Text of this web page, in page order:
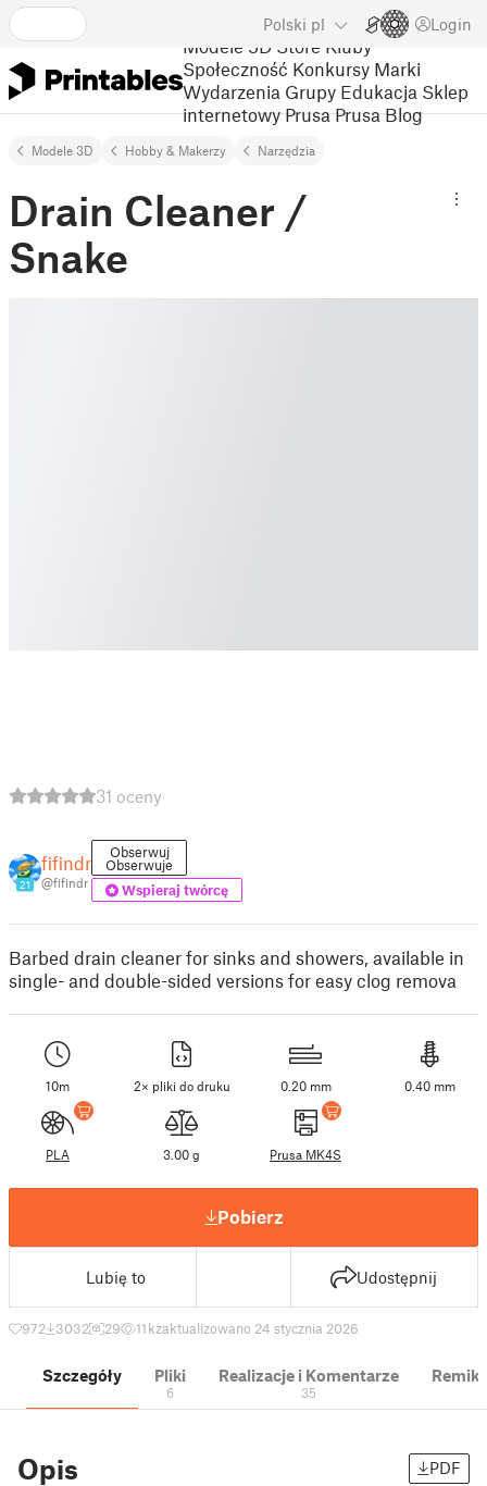
Polski pl Login
Modele 3D Store Kluby
Społeczność Konkursy Marki
Wydarzenia Grupy Edukacja Sklep
internetowy Prusa Prusa Blog
Modele 3D Hobby & Makerzy Narzędzia
Drain Cleaner /
Snake
31 oceny
21
fifindr
@fifindr
Obserwuj
Obserwuje
Wspieraj twórcę
Barbed drain cleaner for sinks and showers, available in
single- and double-sided versions for easy clog remova
10m 2× pliki do druku 0.20 mm 0.40 mm
PLA 3.00 g Prusa MK4S
Pobierz
Lubię to Udostępnij
972 3032 29 11 kzaktualizowano 24 stycznia 2026
Szczegóły Pliki
6
Realizacje i Komentarze
35
Opis PDF